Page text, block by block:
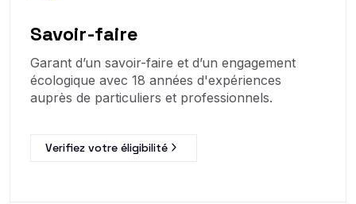
Savoir-faire
Garant d’un savoir-faire et d’un engagement
écologique avec 18 années d'expériences
auprès de particuliers et professionnels.
Verifiez votre éligibilité